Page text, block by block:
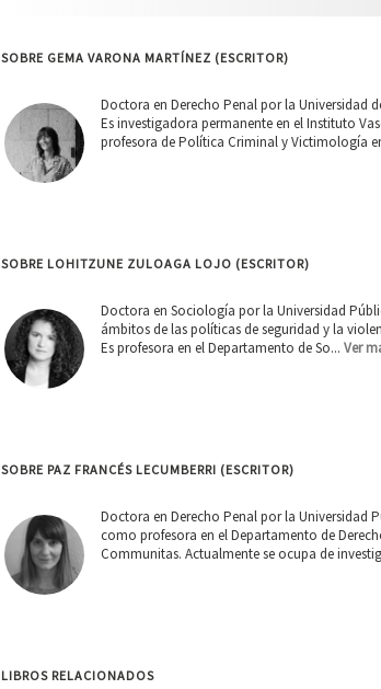
SOBRE GEMA VARONA MARTÍNEZ (ESCRITOR)
Doctora en Derecho Penal por la Universidad
Es investigadora permanente en el Instituto
profesora de Política Criminal y Victimología
SOBRE LOHITZUNE ZULOAGA LOJO (ESCRITOR)
Doctora en Sociología por la Universidad
ámbitos de las políticas de seguridad y la
Es profesora en el Departamento de So... Ver
SOBRE PAZ FRANCÉS LECUMBERRI (ESCRITOR)
Doctora en Derecho Penal por la Universidad
como profesora en el Departamento de
Communitas. Actualmente se ocupa de
LIBROS RELACIONADOS